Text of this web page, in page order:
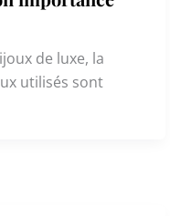
de luxe, la
utilisés sont